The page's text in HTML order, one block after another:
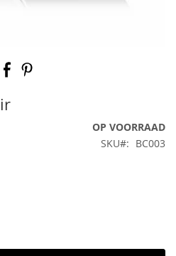
OP VOORRAAD
SKU
BC003